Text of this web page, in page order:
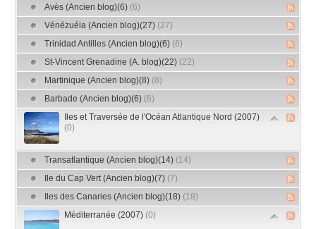
Avès (Ancien blog)(6) (6)
Vénézuéla (Ancien blog)(27) (27)
Trinidad Antilles (Ancien blog)(6) (6)
St-Vincent Grenadine (A. blog)(22) (22)
Martinique (Ancien blog)(8) (8)
Barbade (Ancien blog)(6) (6)
Iles et Traversée de l'Océan Atlantique Nord (2007)
(0)
Transatlantique (Ancien blog)(14) (14)
Ile du Cap Vert (Ancien blog)(7) (7)
Iles des Canaries (Ancien blog)(18) (18)
Méditerranée (2007) (0)